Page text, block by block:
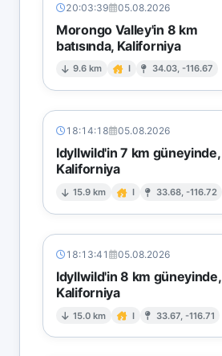
20:03:39 05.08.2026
Morongo Valley'in 8 km
batısında, Kaliforniya
9.6 km I 34.03, -116.67
18:14:18 05.08.2026
Idyllwild'in 7 km güneyinde,
Kaliforniya
15.9 km I 33.68, -116.72
18:13:41 05.08.2026
Idyllwild'in 8 km güneyinde,
Kaliforniya
15.0 km I 33.67, -116.71